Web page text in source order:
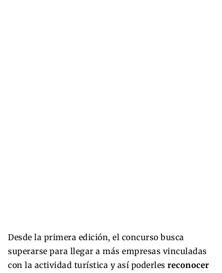
Desde la primera edición, el concurso busca
superarse para llegar a más empresas vinculadas
con la actividad turística y así poderles reconocer